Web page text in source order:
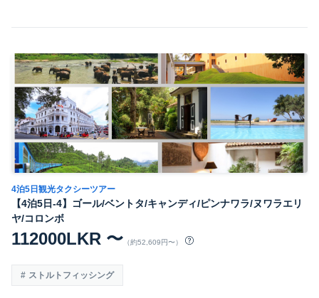
4泊5日観光タクシーツアー
【4泊5日-4】ゴール/ベントタ/キャンディ/ピンナワラ/ヌワラエリ
ヤ/コロンボ
112000LKR 〜 （約52,609円〜）
ストルトフィッシング